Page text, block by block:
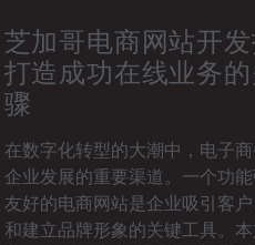
芝加哥电商网站开发
打造成功在线业务
骤
在数字化转型的大潮中，电子
企业发展的重要渠道。一个功
友好的电商网站是企业吸引客
和建立品牌形象的关键工具。